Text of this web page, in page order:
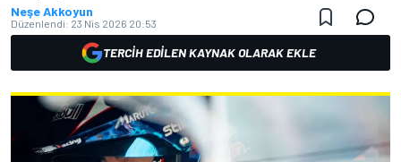
Neşe Akkoyun
Düzenlendi: 23 Nis 2026 20:53
TERCIH EDILEN KAYNAK OLARAK EKLE